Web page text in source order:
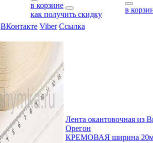
в корзине
как получить скидку
в
ВКонтакте Viber Ссылка
Лента окантовочная из
Орегон
КРЕМОВАЯ ширина